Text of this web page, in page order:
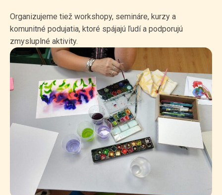
Organizujeme tiež workshopy, semináre, kurzy a
komunitné podujatia, ktoré spájajú ľudí a podporujú
zmysluplné aktivity.